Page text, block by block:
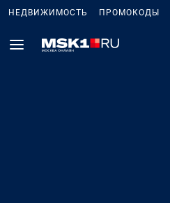
НЕДВИЖИМОСТЬ ПРОМОКОДЫ